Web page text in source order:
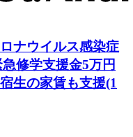
ナウイルス感染症
修学支援金5万円
生の家賃も支援(1